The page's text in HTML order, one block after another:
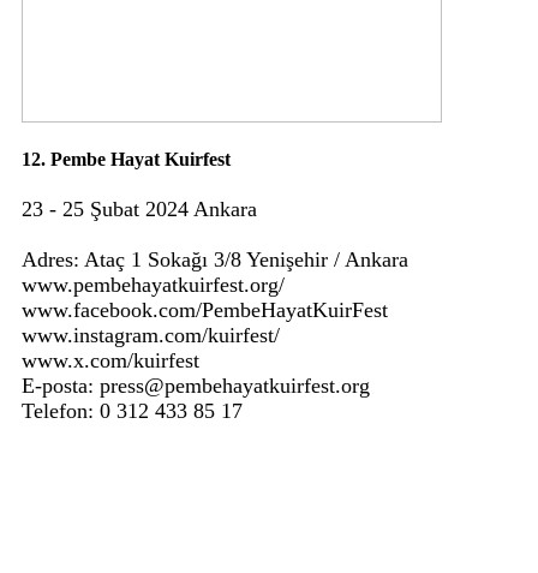
12. Pembe Hayat Kuirfest
23 - 25 Şubat 2024 Ankara
Adres: Ataç 1 Sokağı 3/8 Yenişehir / Ankara
www.pembehayatkuirfest.org/
www.facebook.com/PembeHayatKuirFest
www.instagram.com/kuirfest/
www.x.com/kuirfest
E-posta: press@pembehayatkuirfest.org
Telefon: 0 312 433 85 17